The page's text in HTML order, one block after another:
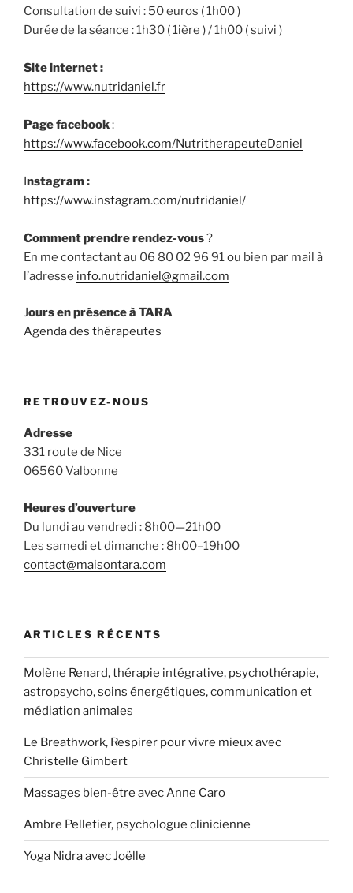
Consultation de suivi : 50 euros ( 1h00 )
Durée de la séance : 1h30 ( 1ière ) / 1h00 ( suivi )
Site internet :
https://www.nutridaniel.fr
Page facebook:
https://www.facebook.com/NutritherapeuteDaniel
Instagram :
https://www.instagram.com/nutridaniel/
Comment prendre rendez-vous?
En me contactant au 06 80 02 96 91 ou bien par mail à
l’adresse info.nutridaniel@gmail.com
Jours en présence à TARA
Agenda des thérapeutes
RETROUVEZ-NOUS
Adresse
331 route de Nice
06560 Valbonne
Heures d’ouverture
Du lundi au vendredi : 8h00—21h00
Les samedi et dimanche : 8h00–19h00
contact@maisontara.com
ARTICLES RÉCENTS
Molène Renard, thérapie intégrative, psychothérapie,
astropsycho, soins énergétiques, communication et
médiation animales
Le Breathwork, Respirer pour vivre mieux avec
Christelle Gimbert
Massages bien-être avec Anne Caro
Ambre Pelletier, psychologue clinicienne
Yoga Nidra avec Joëlle